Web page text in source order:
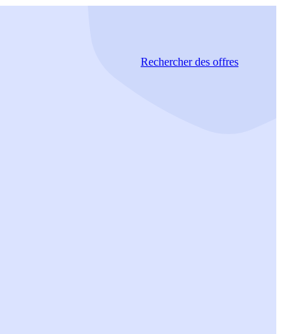
Rechercherdes offres